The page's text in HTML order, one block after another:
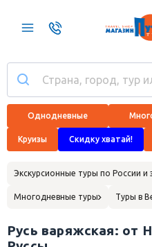
Однодневные
Круизы Скидку хватай!
Экскурсионные туры по России и
Многодневные туры Туры в
Русь варяжская: от